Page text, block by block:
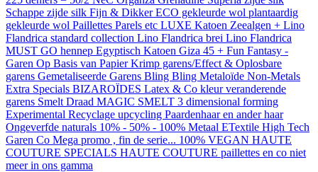
Schappe zijde silk Fijn & DikkerECO gekleurde wol plantaardig
gekleurde wol Paillettes Parels etc LUXE Katoen Zeealgen + Lino
Flandrica standard collection Lino Flandrica brei Lino Flandrica
MUST GO hennep Egyptisch Katoen Giza 45 + Fun Fantasy -
Garen Op Basis van PapierKrimp garens/Effect & Oplosbare
garens Gemetaliseerde Garens Bling Bling Metaloïde Non-Metals
Extra Specials BIZAROÏDES Latex & Co kleur veranderende
garens Smelt Draad MAGIC SMELT 3 dimensional forming
Experimental Recyclage upcycling Paardenhaar en ander haar
Ongeverfde naturals 10% - 50% - 100% Metaal ETextile High Tech
Garen Co Mega promo , fin de serie... 100% VEGAN HAUTE
COUTURE SPECIALS HAUTE COUTURE paillettes en co niet
meer in ons gamma